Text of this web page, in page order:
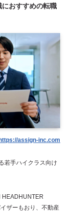
おすすめの転職
assign-inc.com
若手ハイクラス向け
HEADHUNTER
ザーもおり、不動産